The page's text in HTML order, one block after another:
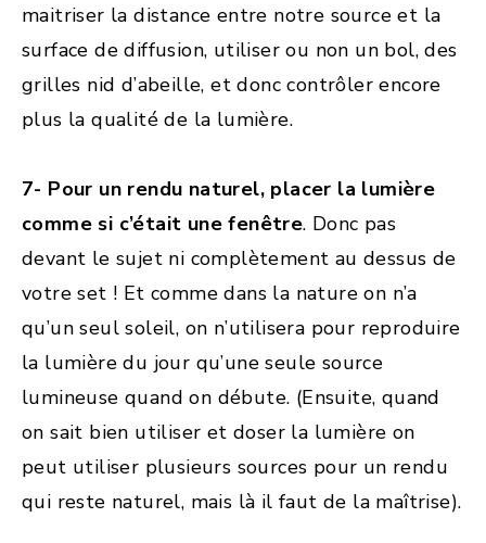
maitriser la distance entre notre source et la
surface de diffusion, utiliser ou non un bol, des
grilles nid d’abeille, et donc contrôler encore
plus la qualité de la lumière.
7- Pour un rendu naturel, placer la lumière
comme si c’était une fenêtre. Donc pas
devant le sujet ni complètement au dessus de
votre set ! Et comme dans la nature on n’a
qu’un seul soleil, on n’utilisera pour reproduire
la lumière du jour qu’une seule source
lumineuse quand on débute. (Ensuite, quand
on sait bien utiliser et doser la lumière on
peut utiliser plusieurs sources pour un rendu
qui reste naturel, mais là il faut de la maîtrise).